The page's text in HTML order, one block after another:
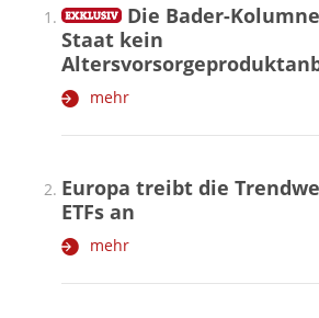
Die Bader-
Staat kein
mehr
Europa treibt die
ETFs an
mehr